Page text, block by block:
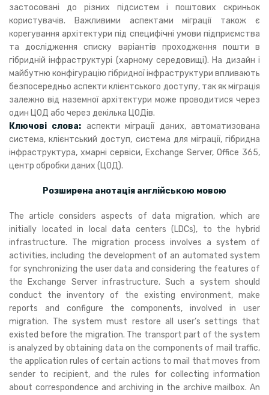
застосовані до різних підсистем і поштових скриньок
користувачів. Важливими аспектами міграції також є
корегування архітектури під специфічні умови підприємства
та дослідження списку варіантів проходження пошти в
гібридній інфраструктурі (харному середовищі). На дизайн і
майбутню конфігурацію гібридної інфраструктури впливають
безпосередньо аспекти клієнтського доступу, так як міграція
залежно від наземної архітектури може проводитися через
один ЦОД або через декілька ЦОДів.
Ключові слова: аспекти міграції даних, автоматизована
система, клієнтський доступ, система для міграції, гібридна
інфраструктура, хмарні сервіси, Exchange Server, Office 365,
центр обробки даних (ЦОД).
Розширена анотація англійською мовою
The article considers aspects of data migration, which are
initially located in local data centers (LDCs), to the hybrid
infrastructure. The migration process involves a system of
activities, including the development of an automated system
for synchronizing the user data and considering the features of
the Exchange Server infrastructure. Such a system should
conduct the inventory of the existing environment, make
reports and configure the components, involved in user
migration. The system must restore all user’s settings that
existed before the migration. The transport part of the system
is analyzed by obtaining data on the components of mail traffic,
the application rules of certain actions to mail that moves from
sender to recipient, and the rules for collecting information
about correspondence and archiving in the archive mailbox. An